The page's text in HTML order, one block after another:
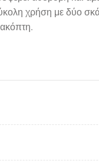
χρήση με δύο